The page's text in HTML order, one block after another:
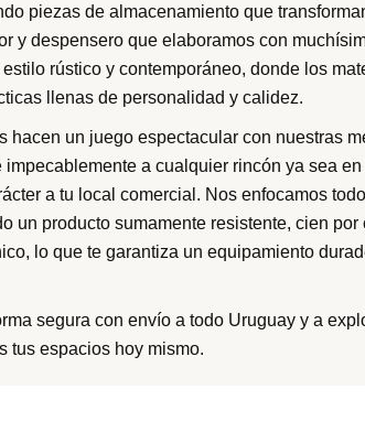
piezas de almacenamiento que
y despensero que elaboramos con
rústico y contemporáneo, donde los
llenas de personalidad y calidez.
un juego espectacular con nuestras
a cualquier rincón ya sea
a tu local comercial. Nos enfocamos
un producto sumamente resistente, cien por
lo que te garantiza un equipamiento
segura con envío a todo Uruguay y a
tus espacios hoy mismo.